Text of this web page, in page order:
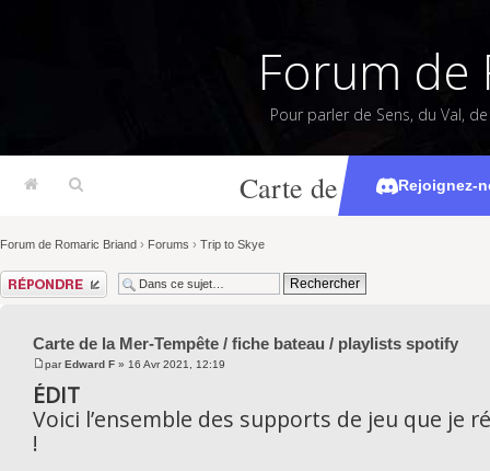
Forum de
Pour parler de Sens, du Val,
Rejoignez-
Carte de la Mer-
Forum de Romaric Briand › Forums › Trip to Skye
Répondre
Carte de la Mer-Tempête / fiche bateau / playlists spotify
parEdward F » 16 Avr 2021, 12:19
ÉDIT
Voici l’ensemble des supports de jeu que je
!